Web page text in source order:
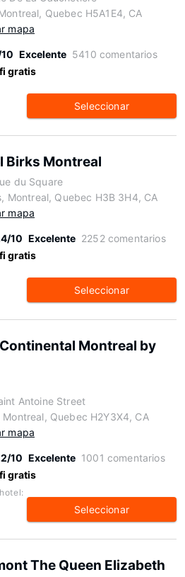
Quebec H5A1E4, CA
mapa
Excelente 5410 comentarios
gratis
Seleccionar
Birks Montreal
du Square
Montreal, Quebec H3B 3H4, CA
mapa
10 Excelente 2252 comentarios
gratis
Seleccionar
Montreal by
Antoine Street
Montreal, Quebec H2Y3X4, CA
mapa
10 Excelente 1001 comentarios
gratis
Seleccionar
The Queen Elizabeth